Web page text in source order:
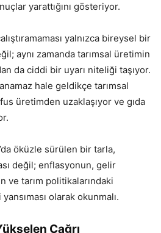
yarattığını gösteriyor.
yalnızca bireysel bir
aynı zamanda tarımsal üretimin
da ciddi bir uyarı niteliği taşıyor.
hale geldikçe tarımsal
üretimden uzaklaşıyor ve gıda
öküzle sürülen bir tarla,
değil; enflasyonun, gelir
ve tarım politikalarındaki
olarak okunmalı.
Çağrı